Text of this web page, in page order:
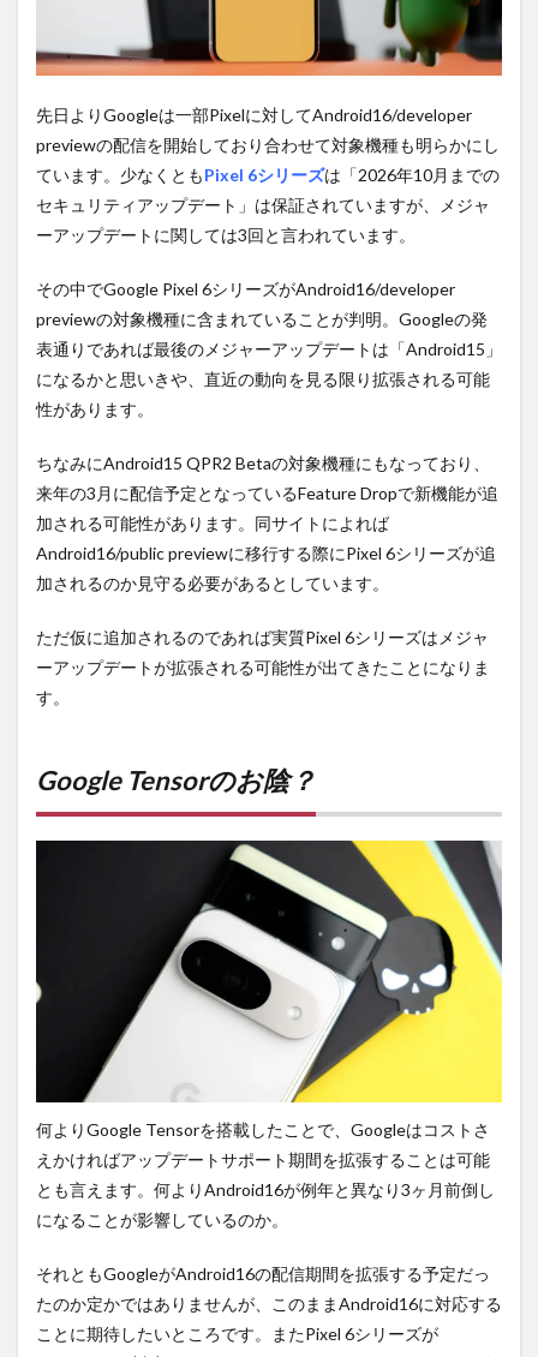
料不
オン
ライ
ンシ
ョッ
プが
おす
す
先日よりGoogleは一部Pixelに対してAndroid16/developer
previewの配信を開始しており合わせて対象機種も明らかにし
ています。少なくともPixel 6シリーズは「2026年10月までの
セキュリティアップデート」は保証されていますが、メジャ
ーアップデートに関しては3回と言われています。
その中でGoogle Pixel 6シリーズがAndroid16/developer
previewの対象機種に含まれていることが判明。Googleの発
表通りであれば最後のメジャーアップデートは「Android15」
になるかと思いきや、直近の動向を見る限り拡張される可能
性があります。
ちなみにAndroid15 QPR2 Betaの対象機種にもなっており、
来年の3月に配信予定となっているFeature Dropで新機能が追
加される可能性があります。同サイトによれば
Android16/public previewに移行する際にPixel 6シリーズが追
加されるのか見守る必要があるとしています。
ただ仮に追加されるのであれば実質Pixel 6シリーズはメジャ
ーアップデートが拡張される可能性が出てきたことになりま
す。
Google Tensorのお陰？
何よりGoogle Tensorを搭載したことで、Googleはコストさ
えかければアップデートサポート期間を拡張することは可能
とも言えます。何よりAndroid16が例年と異なり3ヶ月前倒し
になることが影響しているのか。
それともGoogleがAndroid16の配信期間を拡張する予定だっ
たのか定かではありませんが、このままAndroid16に対応する
ことに期待したいところです。またPixel 6シリーズが